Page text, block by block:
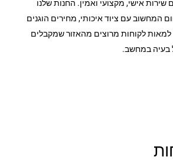
שירות אישי, מקצועי ואמין. החנות שלנו
המחשוב עם ציוד איכותי, מחירים הוגנים
למאות לקוחות מרוצים מהאזור שמקבלים
בעיה במחשב.